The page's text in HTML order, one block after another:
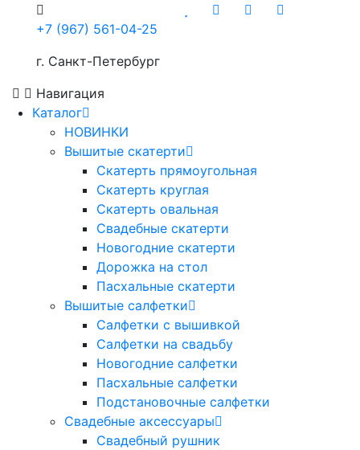
+7 (967) 561-04-25
г. Санкт-Петербург
Навигация
Каталог
НОВИНКИ
Вышитые скатерти
Скатерть прямоугольная
Скатерть круглая
Скатерть овальная
Свадебные скатерти
Новогодние скатерти
Дорожка на стол
Пасхальные скатерти
Вышитые салфетки
Салфетки с вышивкой
Салфетки на свадьбу
Новогодние салфетки
Пасхальные салфетки
Подстановочные салфетки
Свадебные аксессуары
Свадебный рушник